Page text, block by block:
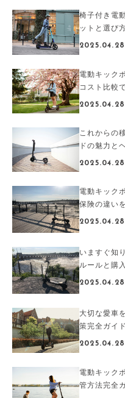
椅子付き電
ットと選び
2025.04.28
電動キック
コスト比較
2025.04.28
これからの
ドの魅力と
2025.04.28
電動キック
保険の違い
2025.04.28
いますぐ知
ルールと購
2025.04.28
大切な愛車
策完全ガイド
2025.04.28
電動キック
管方法完全